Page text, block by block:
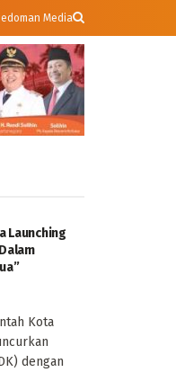
Media
Launching
Kota
dengan